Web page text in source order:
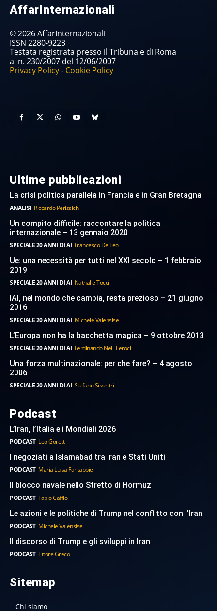
AffarInternazionali
© 2026 AffarInternazionali
ISSN 2280-9228
Testata registrata presso il Tribunale di Roma
al n. 230/2007 del 12/06/2007
Privacy Policy- Cookie Policy
Ultime pubblicazioni
La crisi politica parallela in Francia e in Gran Bretagna
ANALISI Riccardo Perissich
Un compito difficile: raccontare la politica
internazionale – 13 gennaio 2020
SPECIALE 20 ANNI DI AI Francesco De Leo
Ue: una necessità per tutti nel XXI secolo – 1 febbraio
2019
SPECIALE 20 ANNI DI AI Nathalie Tocci
IAI, nel mondo che cambia, resta prezioso – 21 giugno
2016
SPECIALE 20 ANNI DI AI Michele Valensise
L’Europa non ha la bacchetta magica – 9 ottobre 2013
SPECIALE 20 ANNI DI AI Ferdinando Nelli Feroci
Una forza multinazionale: per che fare? – 4 agosto
2006
SPECIALE 20 ANNI DI AI Stefano Silvestri
Podcast
L’Iran, l’Italia e i Mondiali 2026
PODCAST Leo Goretti
I negoziati a Islamabad tra Iran e Stati Uniti
PODCAST Maria Luisa Fantappie
Il blocco navale nello Stretto di Hormuz
PODCAST Fabio Caffio
Le azioni e le politiche di Trump nel conflitto con l’Iran
PODCAST Michele Valensise
Il discorso di Trump e gli sviluppi in Iran
PODCAST Ettore Greco
Sitemap
Chi siamo